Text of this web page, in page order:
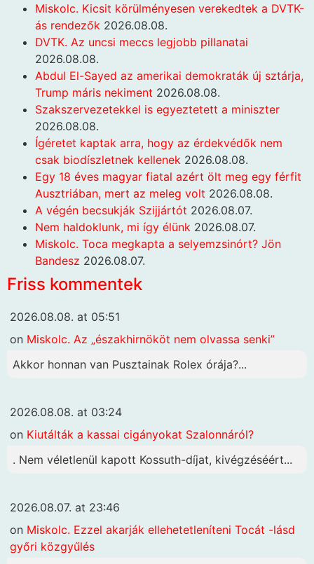
Miskolc. Kicsit körülményesen verekedtek a DVTK-
ás rendezők 2026.08.08.
DVTK. Az uncsi meccs legjobb pillanatai
2026.08.08.
Abdul El-Sayed az amerikai demokraták új sztárja,
Trump máris nekiment 2026.08.08.
Szakszervezetekkel is egyeztetett a miniszter
2026.08.08.
Ígéretet kaptak arra, hogy az érdekvédők nem
csak biodíszletnek kellenek 2026.08.08.
Egy 18 éves magyar fiatal azért ölt meg egy férfit
Ausztriában, mert az meleg volt 2026.08.08.
A végén becsukják Szijjártót 2026.08.07.
Nem haldoklunk, mi így élünk 2026.08.07.
Miskolc. Toca megkapta a selyemzsinórt? Jön
Bandesz 2026.08.07.
Friss kommentek
2026.08.08. at 05:51
on Miskolc. Az „északhirnököt nem olvassa senki”
Akkor honnan van Pusztainak Rolex órája?...
2026.08.08. at 03:24
on Kiutálták a kassai cigányokat Szalonnáról?
. Nem véletlenül kapott Kossuth-díjat, kivégzéséért...
2026.08.07. at 23:46
on Miskolc. Ezzel akarják ellehetetleníteni Tocát -lásd
győri közgyűlés